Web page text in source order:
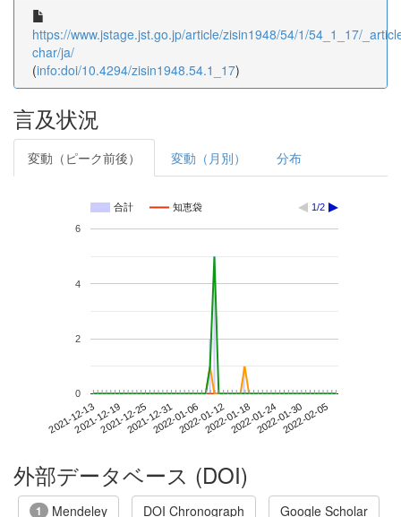
https://www.jstage.jst.go.jp/article/zisin1948/54/1/54_1_17/
char/ja/
(info:doi/10.4294/zisin1948.54.1_17)
言及状況
変動（ピーク前後） 変動（月別） 分布
合計 知恵袋 1/2
2021-12-132021-12-192021-12-252021-12-312022-01-062022-01-122022-01-182022-01-242022-01-302022-02-05
0
2
4
6
外部データベース (DOI)
1 Mendeley DOI Chronograph Google Scholar